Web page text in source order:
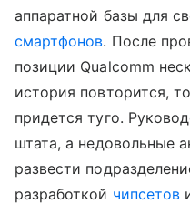
аппаратной базы для
смартфонов. После
позиции Qualcomm
история повторится,
придется туго.
штата, а недовольные
развести
разработкой чипсетов